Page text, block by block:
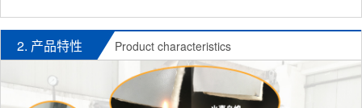
2. 产品特性 Product characteristics